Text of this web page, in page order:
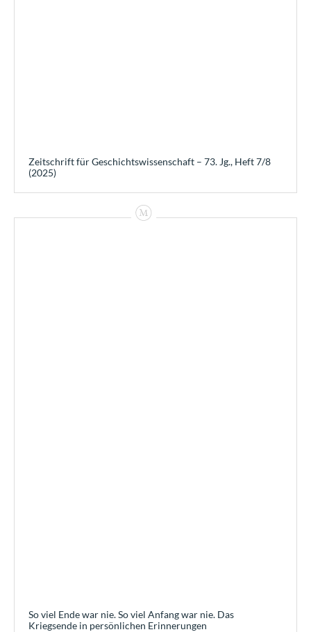
Zeitschrift für Geschichtswissenschaft – 73. Jg., Heft 7/8
(2025)
So viel Ende war nie. So viel Anfang war nie. Das
Kriegsende in persönlichen Erinnerungen